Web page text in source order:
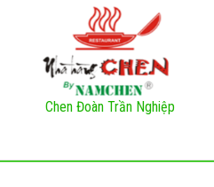
Chen Đoàn Trần Nghiệp